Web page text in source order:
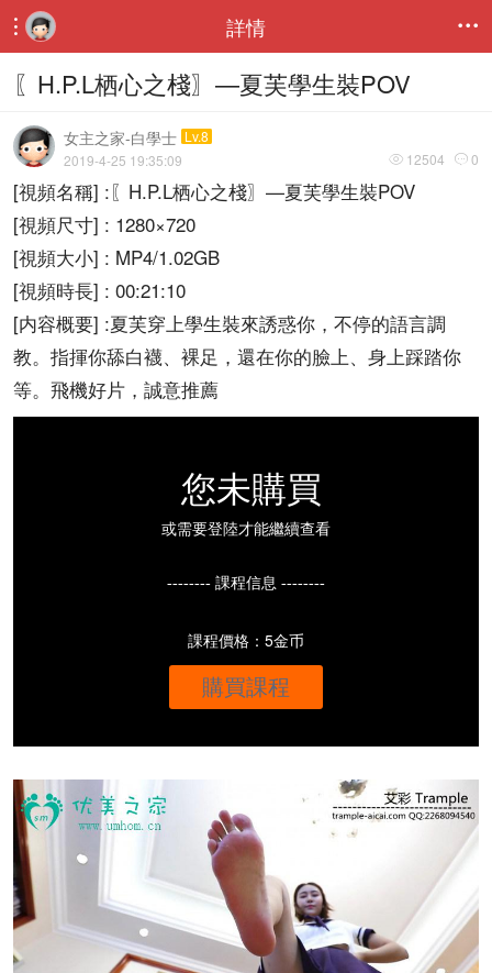
 詳情 
〖H.P.L栖心之棧〗—夏芙學生裝POV
女主之家-白學士 Lv.8
 12504  0
2019-4-25 19:35:09
[視頻名稱] :〖H.P.L栖心之棧〗—夏芙學生裝POV
[視頻尺寸] : 1280×720
[視頻大小] : MP4/1.02GB
[視頻時長] : 00:21:10
[内容概要] :夏芙穿上學生裝來誘惑你，不停的語言調
教。指揮你舔白襪、裸足，還在你的臉上、身上踩踏你
等。飛機好片，誠意推薦
您未購買
或需要登陸才能繼續查看
-------- 課程信息 --------
課程價格：5金币
購買課程